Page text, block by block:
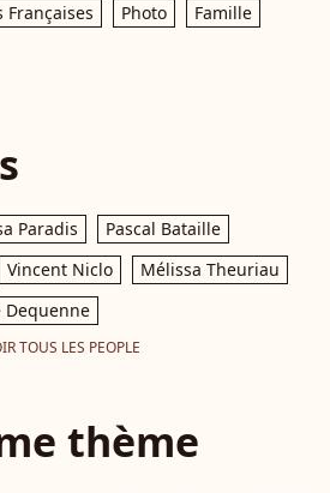
Françaises Photo
Famille
Paradis
Pascal Bataille
Vincent Niclo
Mélissa Theuriau
Dequenne
TOUS LES PEOPLE
thème